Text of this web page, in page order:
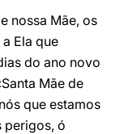
nossa Mãe, os
Ela que
do ano novo
Mãe de
que estamos
perigos, ó